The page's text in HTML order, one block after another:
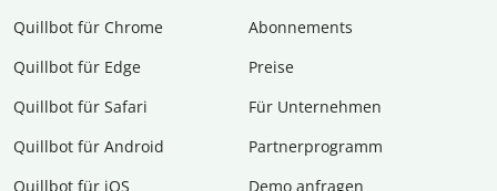
Quillbot für Chrome
Quillbot für Edge
Quillbot für Safari
Quillbot für Android
Quillbot für iOS
Abon­ne­ments
Preise
Für Unternehmen
Partnerprogramm
Demo anfragen